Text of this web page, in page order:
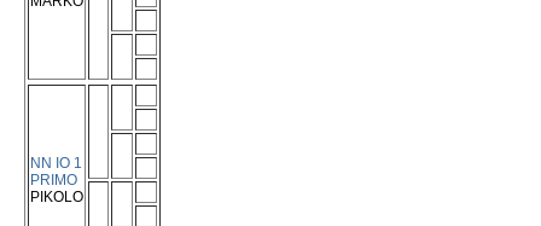
NN IO 1
PRIMO
PIKOLO